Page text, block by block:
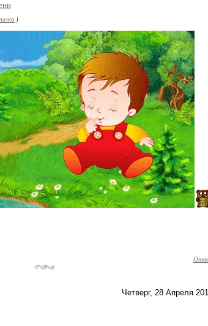
)
Четверг, 28 Апреля